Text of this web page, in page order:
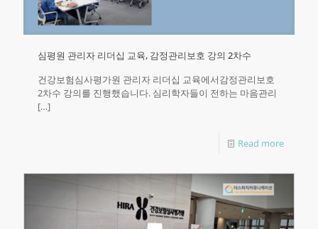
심평원 관리자 리더십 교육, 감정관리보호 강의 2차수
건강보험심사평가원 관리자 리더십 교육에서감정관리보호
2차수 강의를 진행했습니다. 심리학자들이 전하는 마음관리
[…]
Read more